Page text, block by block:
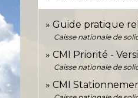
Guide pratique
Caisse nationale de
CMI Priorité -
Caisse nationale de
CMI